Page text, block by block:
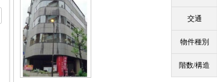
交通
物件種別
階数/構造